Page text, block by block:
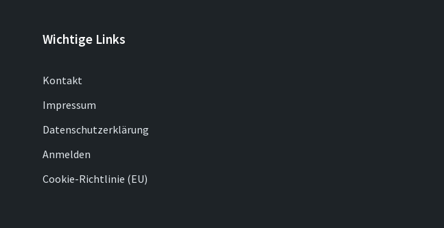
Wichtige Links
Kontakt
Impressum
Datenschutzerklärung
Anmelden
Cookie-Richtlinie (EU)